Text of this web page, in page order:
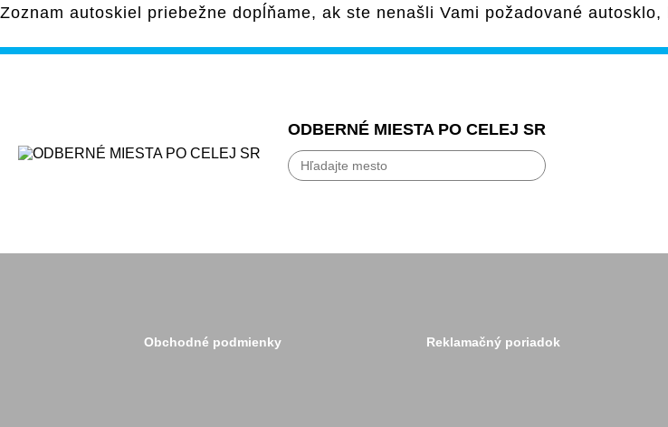
Zoznam autoskiel priebežne dopĺňame, ak ste nenašli Vami požadované
ODBERNÉ MIESTA PO CELEJ SR
Obchodné podmienky Reklamačný poriadok